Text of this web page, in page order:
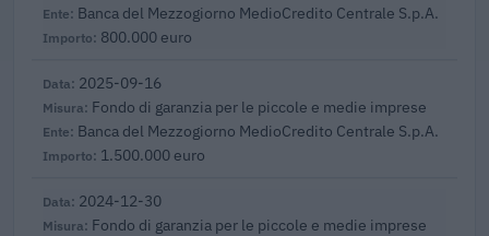
Banca del Mezzogiorno MedioCredito Centrale S.p.A.
800.000 euro
2025-09-16
Fondo di garanzia per le piccole e medie imprese
Banca del Mezzogiorno MedioCredito Centrale S.p.A.
1.500.000 euro
2024-12-30
Fondo di garanzia per le piccole e medie imprese